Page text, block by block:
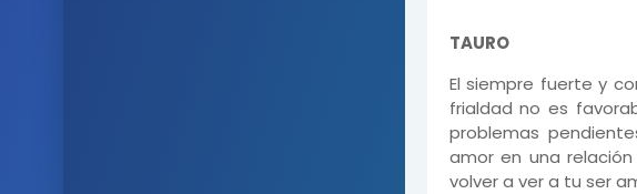
TAURO
El siempre fuerte y
frialdad no es
problemas
amor en una
volver a ver a tu ser